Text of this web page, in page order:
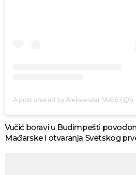
Vučić boravi u Budimpešti
Mađarske i otvaranja Svetskog